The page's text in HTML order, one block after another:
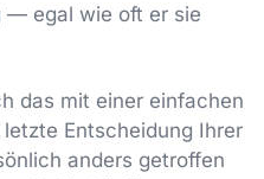
— egal wie oft er sie
das mit einer einfachen
letzte Entscheidung Ihrer
anders getroffen